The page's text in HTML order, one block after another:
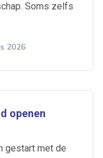
Soms zelfs
2026
openen
gestart met de
in